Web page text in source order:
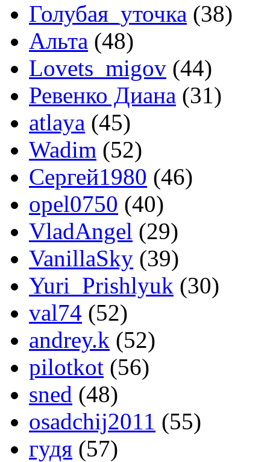
Голубая_уточка (38)
Альта (48)
Lovets_migov (44)
Ревенко Диана (31)
atlaya (45)
Wadim (52)
Сергей1980 (46)
opel0750 (40)
VladAngel (29)
VanillaSky (39)
Yuri_Prishlyuk (30)
val74 (52)
andrey.k (52)
pilotkot (56)
sned (48)
osadchij2011 (55)
гудя (57)